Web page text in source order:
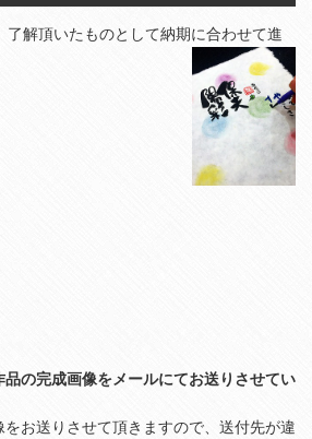
解頂いたものとして納期に合わせて進
の完成画像をメールにてお送りさせてい
をお送りさせて頂きますので、送付先が違